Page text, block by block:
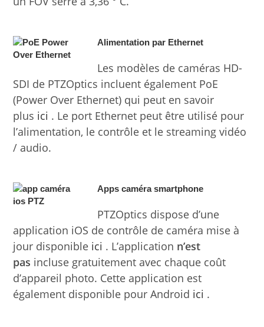
Alimentation par Ethernet
Les modèles de caméras HD-
SDI de PTZOptics incluent également PoE
(Power Over Ethernet) qui peut en savoir
plus ici . Le port Ethernet peut être utilisé pour
l’alimentation, le contrôle et le streaming vidéo
/ audio.
Apps caméra smartphone
PTZOptics dispose d’une
application iOS de contrôle de caméra mise à
jour disponible ici . L’application n’est
pas incluse gratuitement avec chaque coût
d’appareil photo. Cette application est
également disponible pour Android ici .